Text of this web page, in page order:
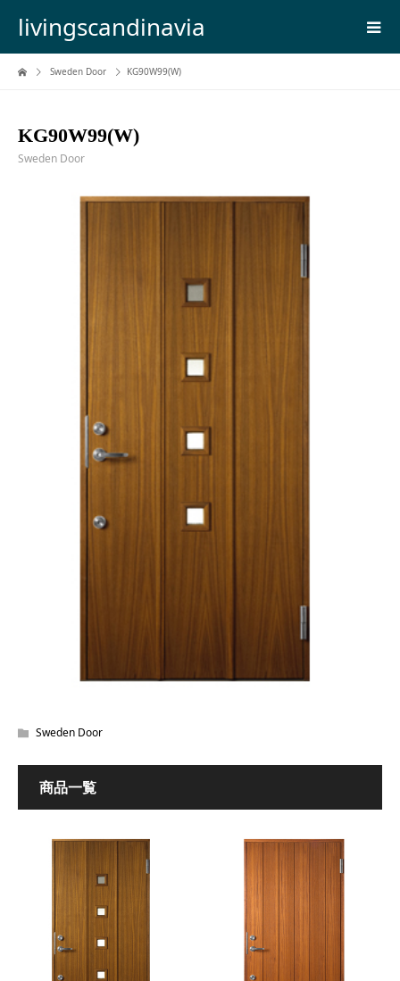
livingscandinavia
Sweden Door KG90W99(W)
KG90W99(W)
Sweden Door
Sweden Door
商品一覧